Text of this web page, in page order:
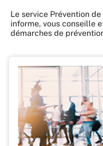
Le service Prévention
informe, vous conseille
démarches de